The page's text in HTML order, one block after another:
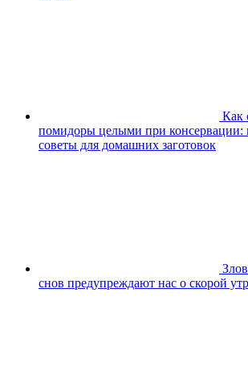
Как
помидоры целыми при консервации:
советы для домашних заготовок
снов предупреждают нас о скорой